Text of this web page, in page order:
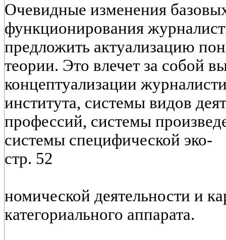
Очевидные изменения
функционирования
предложить актуализацию
теории. Это влечет за собой
концептуализации
института, системы видов
профессий, системы
системы специфической эко-
стр. 52
номической деятельности и
категориального аппарата.